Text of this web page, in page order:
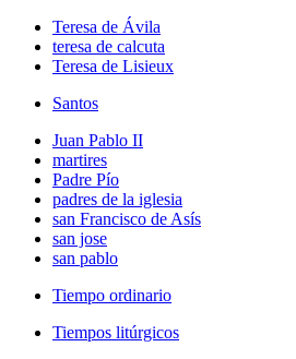
Teresa de Ávila
teresa de calcuta
Teresa de Lisieux
Santos
Juan Pablo II
martires
Padre Pío
padres de la iglesia
san Francisco de Asís
san jose
san pablo
Tiempo ordinario
Tiempos litúrgicos